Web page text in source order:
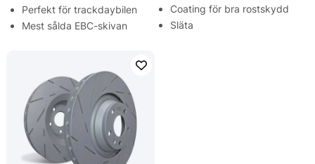
Perfekt för trackdaybilen
Mest sålda EBC-skivan
Coating för bra rostskydd
Släta